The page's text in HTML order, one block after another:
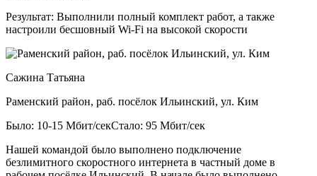
Результат: Выполнили полный комплект работ, а также
настроили бесшовный Wi-Fi на высокой скорости
Сажина Татьяна
Раменский район, раб. посёлок Ильинский, ул. Ким
Было: 10-15 Мбит/секСтало: 95 Мбит/сек
Нашей командой было выполнено подключение
безлимитного скоростного интернета в частный доме в